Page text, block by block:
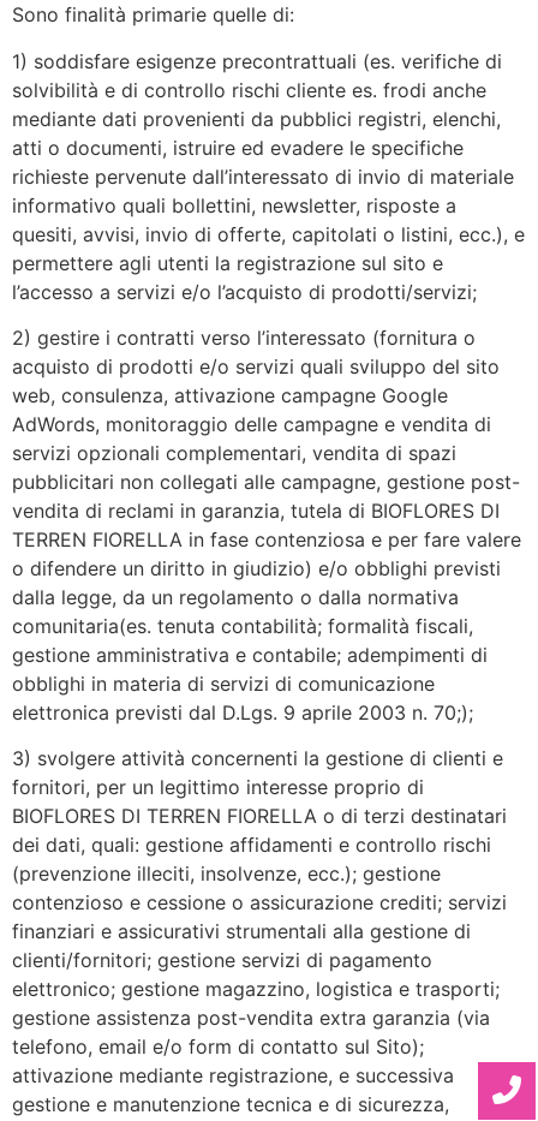
Sono finalità primarie quelle di:
1) soddisfare esigenze precontrattuali (es. verifiche di
solvibilità e di controllo rischi cliente es. frodi anche
mediante dati provenienti da pubblici registri, elenchi,
atti o documenti, istruire ed evadere le specifiche
richieste pervenute dall’interessato di invio di materiale
informativo quali bollettini, newsletter, risposte a
quesiti, avvisi, invio di offerte, capitolati o listini, ecc.), e
permettere agli utenti la registrazione sul sito e
l’accesso a servizi e/o l’acquisto di prodotti/servizi;
2) gestire i contratti verso l’interessato (fornitura o
acquisto di prodotti e/o servizi quali sviluppo del sito
web, consulenza, attivazione campagne Google
AdWords, monitoraggio delle campagne e vendita di
servizi opzionali complementari, vendita di spazi
pubblicitari non collegati alle campagne, gestione post-
vendita di reclami in garanzia, tutela di BIOFLORES DI
TERREN FIORELLA in fase contenziosa e per fare valere
o difendere un diritto in giudizio) e/o obblighi previsti
dalla legge, da un regolamento o dalla normativa
comunitaria(es. tenuta contabilità; formalità fiscali,
gestione amministrativa e contabile; adempimenti di
obblighi in materia di servizi di comunicazione
elettronica previsti dal D.Lgs. 9 aprile 2003 n. 70;);
3) svolgere attività concernenti la gestione di clienti e
fornitori, per un legittimo interesse proprio di
BIOFLORES DI TERREN FIORELLA o di terzi destinatari
dei dati, quali: gestione affidamenti e controllo rischi
(prevenzione illeciti, insolvenze, ecc.); gestione
contenzioso e cessione o assicurazione crediti; servizi
finanziari e assicurativi strumentali alla gestione di
clienti/fornitori; gestione servizi di pagamento
elettronico; gestione magazzino, logistica e trasporti;
gestione assistenza post-vendita extra garanzia (via
telefono, email e/o form di contatto sul Sito);
attivazione mediante registrazione, e successiva
gestione e manutenzione tecnica e di sicurezza,